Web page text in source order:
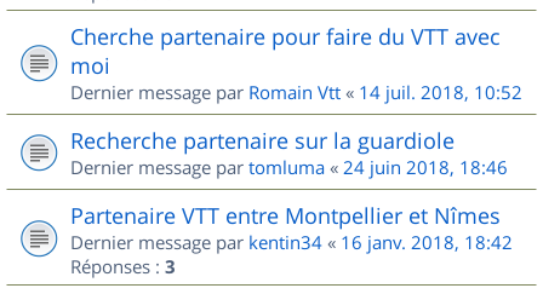
Cherche partenaire pour faire du VTT avec
moi
Dernier message par Romain Vtt « 14 juil. 2018, 10:52
Recherche partenaire sur la guardiole
Dernier message par tomluma « 24 juin 2018, 18:46
Partenaire VTT entre Montpellier et Nîmes
Dernier message par kentin34 « 16 janv. 2018, 18:42
Réponses : 3